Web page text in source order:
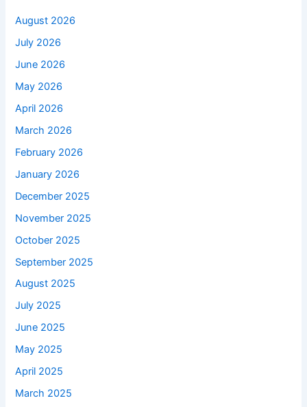
August 2026
July 2026
June 2026
May 2026
April 2026
March 2026
February 2026
January 2026
December 2025
November 2025
October 2025
September 2025
August 2025
July 2025
June 2025
May 2025
April 2025
March 2025